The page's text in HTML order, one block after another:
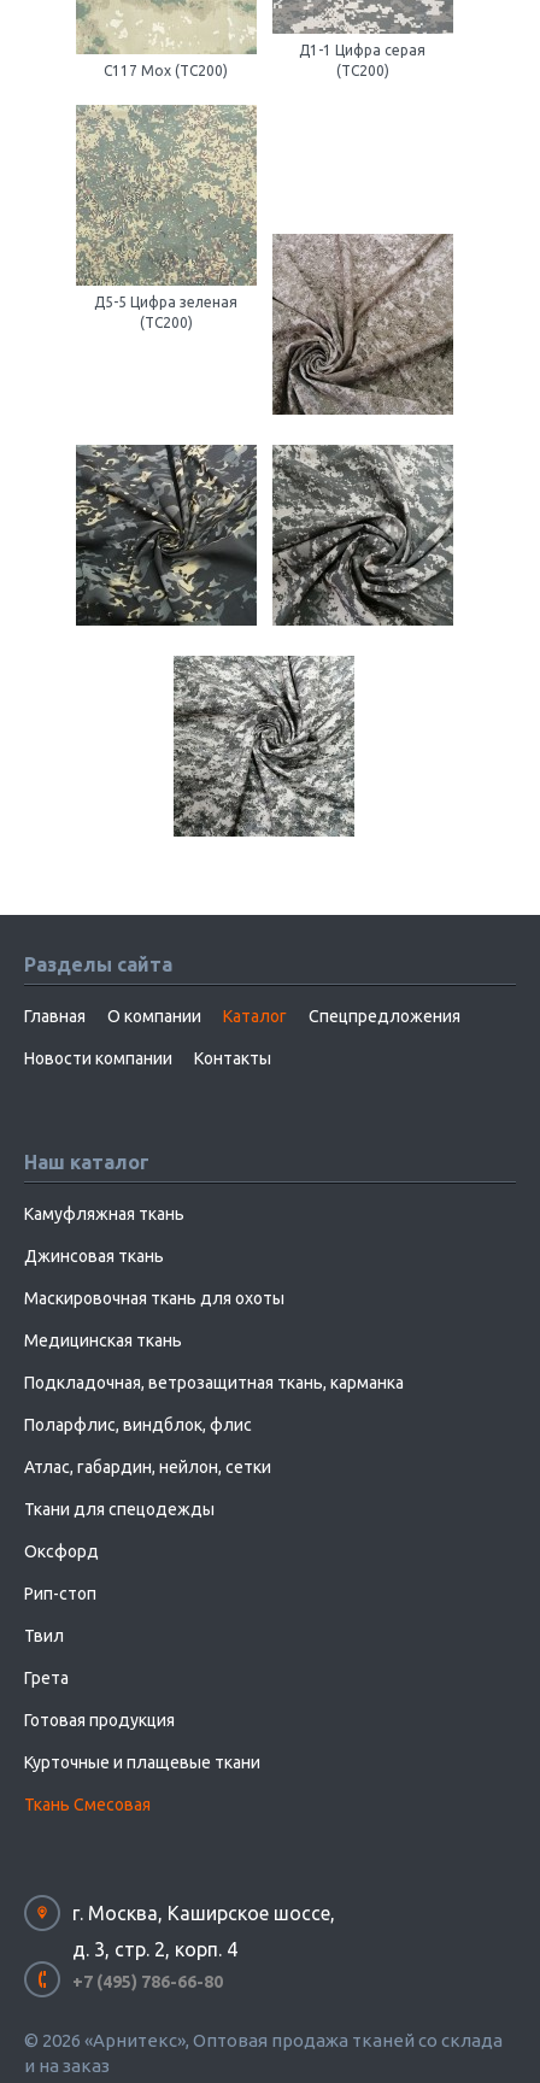
С117 Мох (ТС200)
Д1-1 Цифра серая
(ТС200)
Д5-5 Цифра зеленая
(ТС200)
Разделы сайта
Главная О компании Каталог Спецпредложения
Новости компании Контакты
Наш каталог
Камуфляжная ткань
Джинсовая ткань
Маскировочная ткань для охоты
Медицинская ткань
Подкладочная, ветрозащитная ткань, карманка
Поларфлис, виндблок, флис
Атлас, габардин, нейлон, сетки
Ткани для спецодежды
Оксфорд
Рип-стоп
Твил
Грета
Готовая продукция
Курточные и плащевые ткани
Ткань Смесовая
г. Москва, Каширское шоссе,
д. 3, стр. 2, корп. 4
+7 (495) 786-66-80
© 2026 «Арнитекс», Оптовая продажа тканей со склада
и на заказ